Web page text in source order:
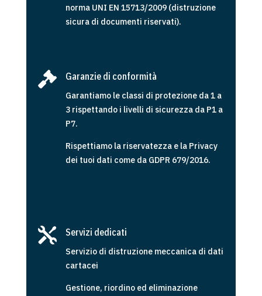
norma UNI EN 15713/2009 (distruzione
sicura di documenti riservati).
 Garanzie di conformità
Garantiamo le classi di protezione da 1 a
3 rispettando i livelli di sicurezza da P1 a
P7.
Rispettiamo la riservatezza e la Privacy
dei tuoi dati come da GDPR 679/2016.
 Servizi dedicati
Servizio di distruzione meccanica di dati
cartacei
Gestione, riordino ed eliminazione